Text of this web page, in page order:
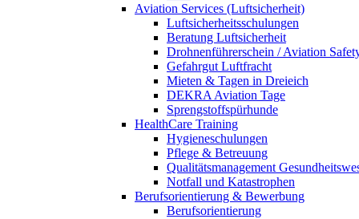
Aviation Services (Luftsicherheit)
Luftsicherheitsschulungen
Beratung Luftsicherheit
Drohnenführerschein / Aviation
Gefahrgut Luftfracht
Mieten & Tagen in Dreieich
DEKRA Aviation Tage
Sprengstoffspürhunde
HealthCare Training
Hygieneschulungen
Pflege & Betreuung
Qualitätsmanagement
Notfall und Katastrophen
Berufsorientierung & Bewerbung
Berufsorientierung